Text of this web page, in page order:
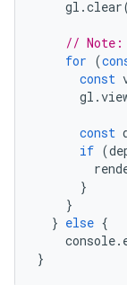
gl .clear
// Note:
for (
const
gl .
const
if (
}
}
} else {
console.
}